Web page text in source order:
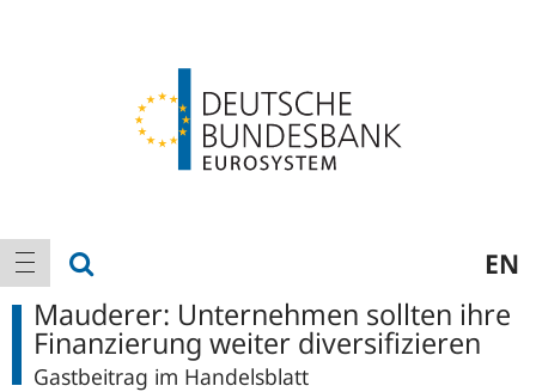
Hauptnavigation
Navigation anzeigen EN
Mauderer: Unternehmen sollten ihre
Finanzierung weiter diversifizieren
Gastbeitrag im Handelsblatt